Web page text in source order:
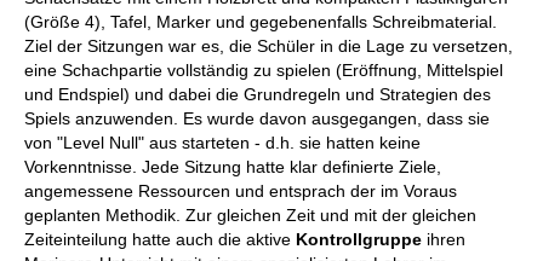
(Größe 4), Tafel, Marker und gegebenenfalls Schreibmaterial.
Ziel der Sitzungen war es, die Schüler in die Lage zu versetzen,
eine Schachpartie vollständig zu spielen (Eröffnung, Mittelspiel
und Endspiel) und dabei die Grundregeln und Strategien des
Spiels anzuwenden. Es wurde davon ausgegangen, dass sie
von "Level Null" aus starteten - d.h. sie hatten keine
Vorkenntnisse. Jede Sitzung hatte klar definierte Ziele,
angemessene Ressourcen und entsprach der im Voraus
geplanten Methodik. Zur gleichen Zeit und mit der gleichen
Zeiteinteilung hatte auch die aktive Kontrollgruppe ihren